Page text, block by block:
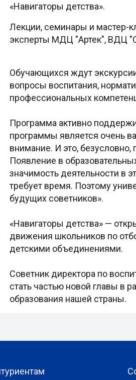
«Навигаторы детства».
Лекции, семинары и мастер-
эксперты МДЦ "Артек", ВДЦ
Обучающихся ждут
вопросы воспитания,
профессиональных
Программа активно
программы является очень
внимание. И это, безусловно,
Появление в
значимость деятельности в
требует время. Поэтому
будущих советников».
«Навигаторы детства» —
движения школьников по
детскими объединениями.
Советник директора по
стать частью новой главы в
образования нашей страны.